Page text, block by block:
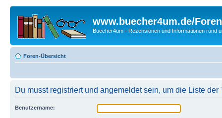
www.buecher4um.de/Foren
Buecher4um - Rezensionen und Informationen rund
Foren-Übersicht
Du musst registriert und angemeldet sein, um die Liste
Benutzername: